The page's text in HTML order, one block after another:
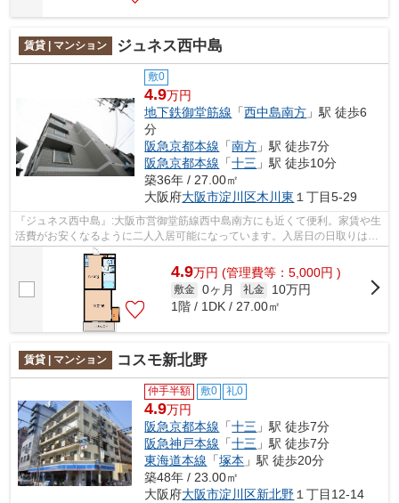
賃貸 | マンション ジュネス西中島
敷0
4.9万円
地下鉄御堂筋線 「西中島南方 」駅 徒歩6
分
阪急京都本線 「南方 」駅 徒歩7分
阪急京都本線 「十三 」駅 徒歩10分
築36年 / 27.00㎡
大阪府大阪市淀川区木川東 １丁目5-29
『ジュネス西中島』:大阪市営御堂筋線西中島南方にも近くて便利。家賃や生
活費がお安くなるように二人入居可能になっています。入居日の日取りはご
相談ください良い日にちを指定いたし...
4.9万円 (管理費等：5,000円 )
敷金 0ヶ月 礼金
10万円
1階 / 1DK / 27.00㎡
賃貸 | マンション コスモ新北野
仲手半額 敷0 礼0
4.9万円
阪急京都本線 「十三 」駅 徒歩7分
阪急神戸本線 「十三 」駅 徒歩7分
東海道本線 「塚本 」駅 徒歩20分
築48年 / 23.00㎡
大阪府大阪市淀川区新北野１丁目12-14